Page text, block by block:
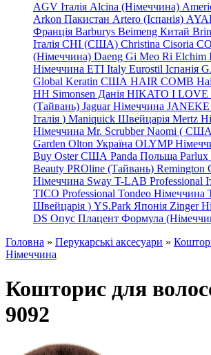
AGV Італія Alcina (Німеччина)
Arkon Пакистан Artero (Іспанія)
Франція Barburys Beimeng Китай
Італія CHI (США) Christina Cisoria
(Німеччина) Daeng Gi Meo Ri Elchim
Німеччина ETI Italy Eurostil Іспанія
Global Keratin США HAIR COMB
HH Simonsen Данія HIKATO I LOVE
(Тайвань) Jaguar Німеччина JANEKE
Італія ) Maniquick Швейцарія Mertz
Німеччина Mr. Scrubber Naomi (
Garden Olton Україна OLYMP
Buy Oster США Panda Польща Parlux
Beauty PROline (Тайвань)
Німеччина Sway T-LAB Professional
TICO Professional Tondeo Німеччина
Швейцарія ) YS.Park Японія Zinger
DS Опус Плацент Формула
Головна » Перукарські аксесуари »
Німеччина
Кошторис для
9092